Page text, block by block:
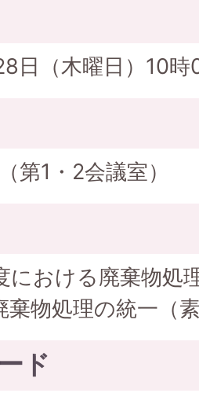
日（木曜日）10
第1・2会議室）
における廃棄物処
棄物処理の統一（
ド